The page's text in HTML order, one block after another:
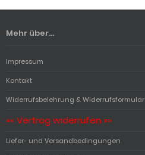
Mehr über...
Impressum
Kontakt
Widerrufsbelehrung & Widerrufsformular
«« Vertrag widerrufen »»
Liefer- und Versandbedingungen